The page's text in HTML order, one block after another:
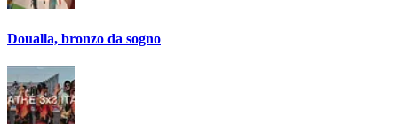
Doualla, bronzo da sogno